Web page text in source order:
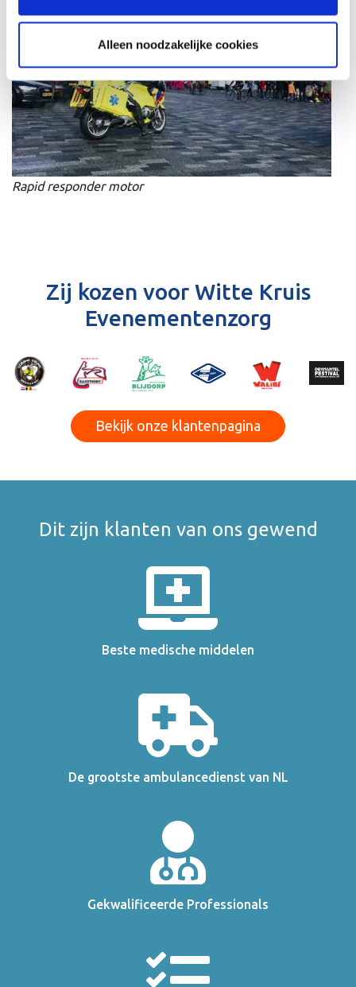
Alleen noodzakelijke cookies
Rapid responder motor
Zij kozen voor Witte Kruis
Evenementenzorg
Bekijk onze klantenpagina
Dit zijn klanten van ons gewend
Beste medische middelen
De grootste ambulancedienst van NL
Gekwalificeerde Professionals